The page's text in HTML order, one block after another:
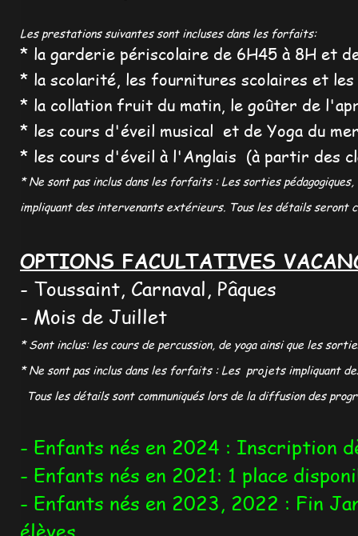
Les prestations suivantes sont incluses dans les forfaits:
* la garderie périscolaire de 6H45 à 8H et
* la scolarité, les fournitures scolaires et les
* la collation fruit du matin, le goûter de
* les cours d'éveil musical et de Yoga du
* les cours d'éveil à l'Anglais (à partir des
* Ne sont pas inclus dans les forfaits : Les sorties
impliquant des intervenants extérieurs. Tous les détails seront
OPTIONS FACULTATIVES
- Toussaint, Carnaval, Pâques
- Mois de Juillet
* Sont inclus: les cours de percussion, de yoga ainsi que les
* Ne sont pas inclus dans les forfaits : Les projets impliquant
Tous les détails sont communiqués lors de la diffusion des
- Enfants nés en 2024 : Inscription
- Enfants nés en 2021: 1 place
- Enfants nés en 2023, 2022 : Fin